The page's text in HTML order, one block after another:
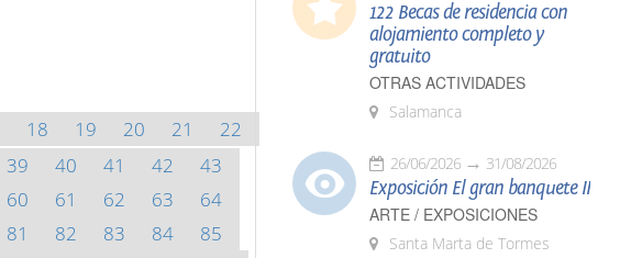
18 19 20 21
22
39 40 41 42
43
60 61 62 63
64
81 82 83 84
85
122 Becas de residencia con
alojamiento completo y
gratuito
OTRAS ACTIVIDADES
Salamanca
26/06/2026 31/08/2026
Exposición El gran banquete II
ARTE / EXPOSICIONES
Santa Marta de Tormes